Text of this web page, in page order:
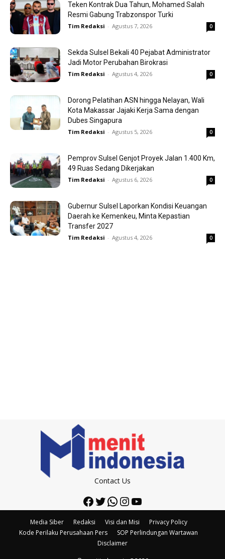
Teken Kontrak Dua Tahun, Mohamed Salah
Resmi Gabung Trabzonspor Turki
Tim Redaksi - Agustus 7, 2026 0
Sekda Sulsel Bekali 40 Pejabat Administrator
Jadi Motor Perubahan Birokrasi
Tim Redaksi - Agustus 4, 2026 0
Dorong Pelatihan ASN hingga Nelayan, Wali
Kota Makassar Jajaki Kerja Sama dengan
Dubes Singapura
Tim Redaksi - Agustus 5, 2026 0
Pemprov Sulsel Genjot Proyek Jalan 1.400 Km,
49 Ruas Sedang Dikerjakan
Tim Redaksi - Agustus 6, 2026 0
Gubernur Sulsel Laporkan Kondisi Keuangan
Daerah ke Kemenkeu, Minta Kepastian
Transfer 2027
Tim Redaksi - Agustus 4, 2026 0
Contact Us
Facebook
Twitter
WhatsApp
Instagram
YouTube
Media Siber Redaksi Visi dan Misi
Privacy Policy
Kode Perilaku Perusahaan Pers
SOP Perlindungan Wartawan
Disclaimer